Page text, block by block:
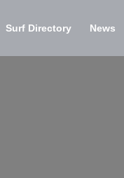
Surf Directory News